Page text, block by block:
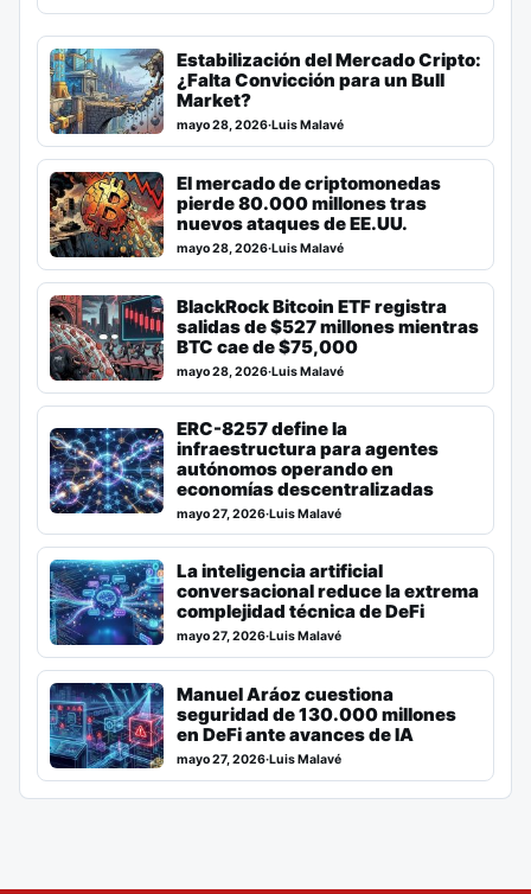
Estabilización del Mercado Cripto:
¿Falta Convicción para un Bull
Market?
mayo 28, 2026·Luis Malavé
El mercado de criptomonedas
pierde 80.000 millones tras
nuevos ataques de EE.UU.
mayo 28, 2026·Luis Malavé
BlackRock Bitcoin ETF registra
salidas de $527 millones mientras
BTC cae de $75,000
mayo 28, 2026·Luis Malavé
ERC-8257 define la
infraestructura para agentes
autónomos operando en
economías descentralizadas
mayo 27, 2026·Luis Malavé
La inteligencia artificial
conversacional reduce la extrema
complejidad técnica de DeFi
mayo 27, 2026·Luis Malavé
Manuel Aráoz cuestiona
seguridad de 130.000 millones
en DeFi ante avances de IA
mayo 27, 2026·Luis Malavé